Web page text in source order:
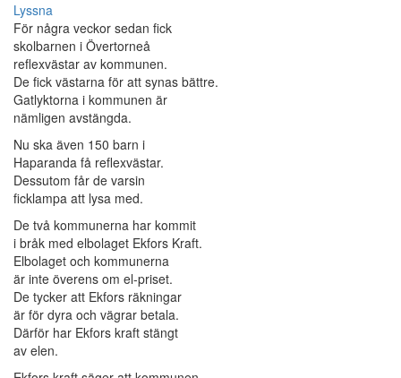
Lyssna
För några veckor sedan fick
skolbarnen i Övertorneå
reflexvästar av kommunen.
De fick västarna för att synas bättre.
Gatlyktorna i kommunen är
nämligen avstängda.
Nu ska även 150 barn i
Haparanda få reflexvästar.
Dessutom får de varsin
ficklampa att lysa med.
De två kommunerna har kommit
i bråk med elbolaget Ekfors Kraft.
Elbolaget och kommunerna
är inte överens om el-priset.
De tycker att Ekfors räkningar
är för dyra och vägrar betala.
Därför har Ekfors kraft stängt
av elen.